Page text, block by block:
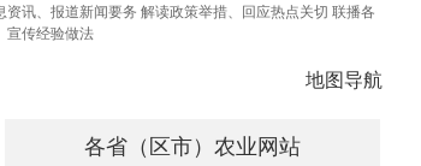
资讯、报道新闻要务 解读政策举措、回应热点关切 联播各
宣传经验做法
地图导航
各省（区市）农业网站